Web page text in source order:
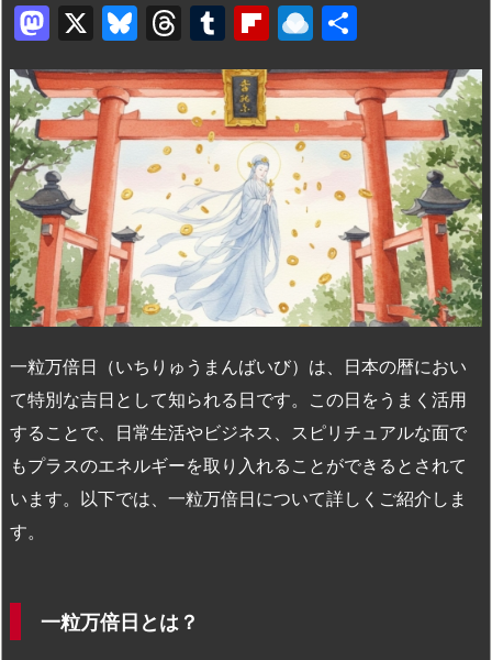
M
a
st
o
d
o
n
X
Bl
u
e
s
k
y
T
hr
e
a
d
s
T
u
m
bl
r
Fl
ip
b
o
ar
d
R
ai
n
dr
p.
io
有
一粒万倍日（いちりゅうまんばいび）は、日本の暦におい
て特別な吉日として知られる日です。この日をうまく活用
することで、日常生活やビジネス、スピリチュアルな面で
もプラスのエネルギーを取り入れることができるとされて
います。以下では、一粒万倍日について詳しくご紹介しま
す。
一粒万倍日とは？